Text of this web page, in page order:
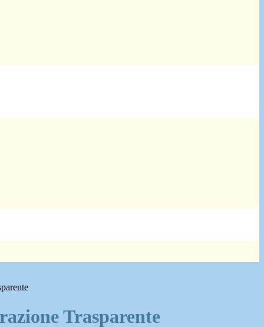
Trasparente